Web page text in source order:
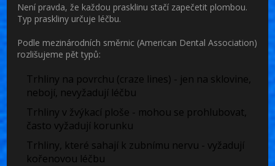
Není pravda, že každou prasklinu stačí zapečetit plombou.
Typ praskliny určuje léčbu.
Podle mezinárodních směrnic (American Dental Association)
rozlišujeme pět typů:
Trhliny na povrchu (craze lines) - jen na sklovine,
nebojí, nevyžadují léčbu
Trhliny v žvýkací ploše - mohou se prohlubovat,
často vyžadují korunku
Trhliny, které sahají k zubnímu nervu - vyžadují
kořenovou léčbu